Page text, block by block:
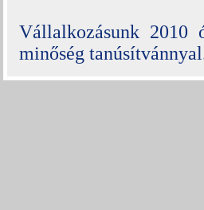
Vállalkozásunk 2010
minőség